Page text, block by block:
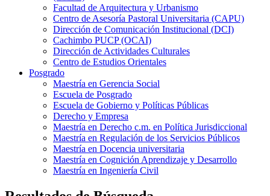
Facultad de Arquitectura y Urbanismo
Centro de Asesoría Pastoral Universitaria (CAPU)
Dirección de Comunicación Institucional (DCI)
Cachimbo PUCP (OCAI)
Dirección de Actividades Culturales
Centro de Estudios Orientales
Posgrado
Maestría en Gerencia Social
Escuela de Posgrado
Escuela de Gobierno y Políticas Públicas
Derecho y Empresa
Maestría en Derecho c.m. en Política Jurisdiccional
Maestría en Regulación de los Servicios Públicos
Maestría en Docencia universitaria
Maestría en Cognición Aprendizaje y Desarrollo
Maestría en Ingeniería Civil